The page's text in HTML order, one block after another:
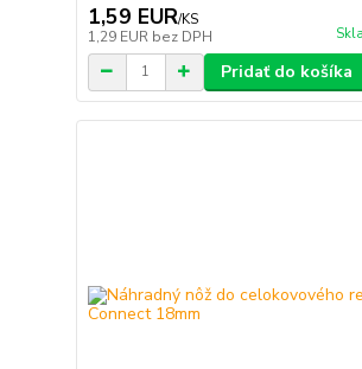
1,59 EUR/KS
1,29 EUR bez DPH
Pridať do košíka